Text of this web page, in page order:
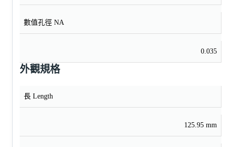
數值孔徑 NA
0.035
外觀規格
長 Length
125.95 mm